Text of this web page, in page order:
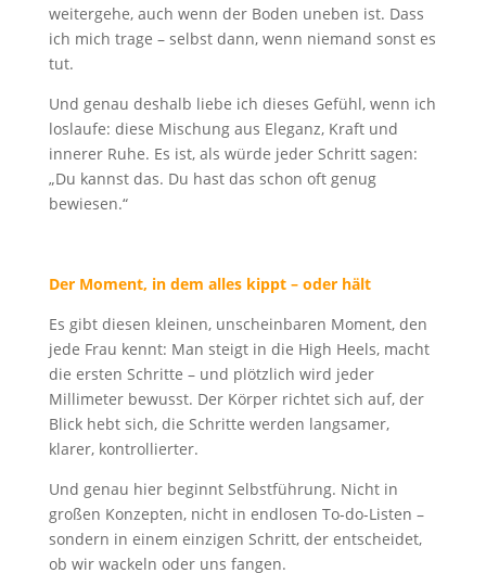
weitergehe, auch wenn der Boden uneben ist. Dass
ich mich trage – selbst dann, wenn niemand sonst es
tut.
Und genau deshalb liebe ich dieses Gefühl, wenn ich
loslaufe: diese Mischung aus Eleganz, Kraft und
innerer Ruhe. Es ist, als würde jeder Schritt sagen:
„Du kannst das. Du hast das schon oft genug
bewiesen.“
Der Moment, in dem alles kippt – oder hält
Es gibt diesen kleinen, unscheinbaren Moment, den
jede Frau kennt: Man steigt in die High Heels, macht
die ersten Schritte – und plötzlich wird jeder
Millimeter bewusst. Der Körper richtet sich auf, der
Blick hebt sich, die Schritte werden langsamer,
klarer, kontrollierter.
Und genau hier beginnt Selbstführung. Nicht in
großen Konzepten, nicht in endlosen To-do-Listen –
sondern in einem einzigen Schritt, der entscheidet,
ob wir wackeln oder uns fangen.